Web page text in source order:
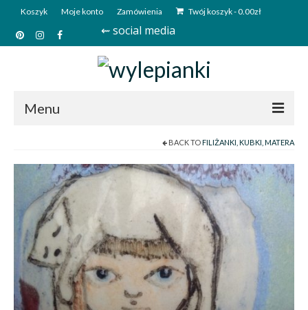
Koszyk Moje konto Zamówienia Twój koszyk-0.00zł
⇜ social media
Menu
Sklep
Kim jesteśmy?
Kontakt
Deutsch
BACK TOFILIŻANKI, KUBKI, MATERA